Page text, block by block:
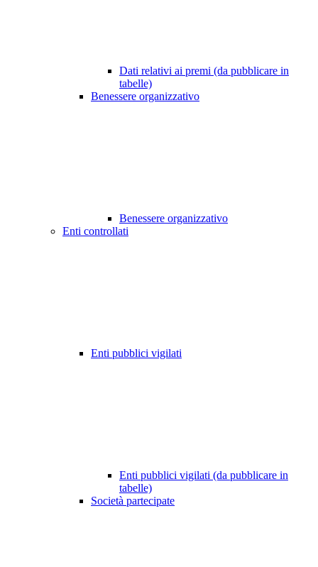
Dati relativi ai premi (da pubblicare in
tabelle)
Benessere organizzativo
Benessere organizzativo
Enti controllati
Enti pubblici vigilati
Enti pubblici vigilati (da pubblicare in
tabelle)
Società partecipate